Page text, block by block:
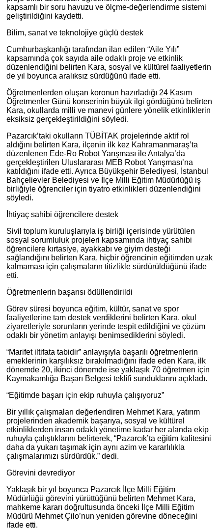
kapsamlı bir soru havuzu ve ölçme-değerlendirme sistemi
geliştirildiğini kaydetti.
Bilim, sanat ve teknolojiye güçlü destek
Cumhurbaşkanlığı tarafından ilan edilen “Aile Yılı”
kapsamında çok sayıda aile odaklı proje ve etkinlik
düzenlendiğini belirten Kara, sosyal ve kültürel faaliyetlerin
de yıl boyunca aralıksız sürdüğünü ifade etti.
Öğretmenlerden oluşan koronun hazırladığı 24 Kasım
Öğretmenler Günü konserinin büyük ilgi gördüğünü belirten
Kara, okullarda milli ve manevi günlere yönelik etkinliklerin
eksiksiz gerçekleştirildiğini söyledi.
Pazarcık’taki okulların TÜBİTAK projelerinde aktif rol
aldığını belirten Kara, ilçenin ilk kez Kahramanmaraş’ta
düzenlenen Ede-Ro Robot Yarışması ile Antalya’da
gerçekleştirilen Uluslararası MEB Robot Yarışması’na
katıldığını ifade etti. Ayrıca Büyükşehir Belediyesi, İstanbul
Bahçelievler Belediyesi ve İlçe Milli Eğitim Müdürlüğü iş
birliğiyle öğrenciler için tiyatro etkinlikleri düzenlendiğini
söyledi.
İhtiyaç sahibi öğrencilere destek
Sivil toplum kuruluşlarıyla iş birliği içerisinde yürütülen
sosyal sorumluluk projeleri kapsamında ihtiyaç sahibi
öğrencilere kırtasiye, ayakkabı ve giyim desteği
sağlandığını belirten Kara, hiçbir öğrencinin eğitimden uzak
kalmaması için çalışmaların titizlikle sürdürüldüğünü ifade
etti.
Öğretmenlerin başarısı ödüllendirildi
Görev süresi boyunca eğitim, kültür, sanat ve spor
faaliyetlerine tam destek verdiklerini belirten Kara, okul
ziyaretleriyle sorunların yerinde tespit edildiğini ve çözüm
odaklı bir yönetim anlayışı benimsediklerini söyledi.
“Marifet iltifata tabidir” anlayışıyla başarılı öğretmenlerin
emeklerinin karşılıksız bırakılmadığını ifade eden Kara, ilk
dönemde 20, ikinci dönemde ise yaklaşık 70 öğretmen için
Kaymakamlığa Başarı Belgesi teklifi sunduklarını açıkladı.
“Eğitimde başarı için ekip ruhuyla çalışıyoruz”
Bir yıllık çalışmaları değerlendiren Mehmet Kara, yatırım
projelerinden akademik başarıya, sosyal ve kültürel
etkinliklerden insan odaklı yönetime kadar her alanda ekip
ruhuyla çalıştıklarını belirterek, “Pazarcık’ta eğitim kalitesini
daha da yukarı taşımak için aynı azim ve kararlılıkla
çalışmalarımızı sürdürdük.” dedi.
Görevini devrediyor
Yaklaşık bir yıl boyunca Pazarcık İlçe Milli Eğitim
Müdürlüğü görevini yürüttüğünü belirten Mehmet Kara,
mahkeme kararı doğrultusunda önceki İlçe Milli Eğitim
Müdürü Mehmet Çilo’nun yeniden görevine döneceğini
ifade etti.